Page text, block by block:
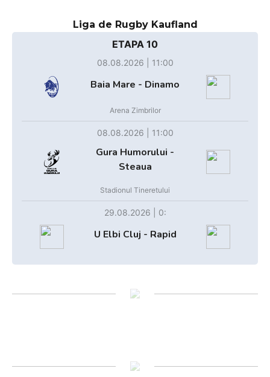
Liga de Rugby Kaufland
ETAPA 10
08.08.2026 | 11:00
Baia Mare - Dinamo
Arena Zimbrilor
08.08.2026 | 11:00
Gura Humorului -
Steaua
Stadionul Tineretului
29.08.2026 | 0:
U Elbi Cluj - Rapid